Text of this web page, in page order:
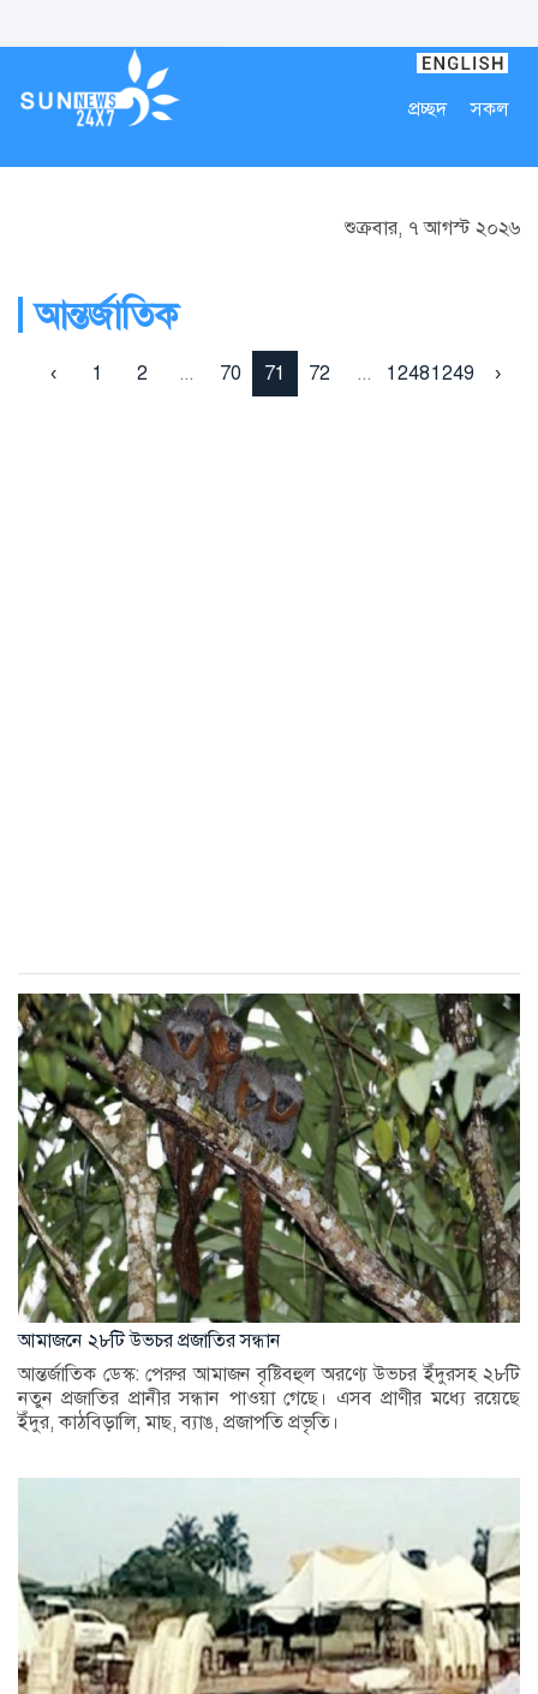
প্রচ্ছদ সকল
শুক্রবার, ৭ আগস্ট ২০২৬
আন্তর্জাতিক
‹ 1 2 ... 70 71 72 ... 12481249 ›
আমাজনে ২৮টি উভচর প্রজাতির সন্ধান
আন্তর্জাতিক ডেস্ক: পেরুর আমাজন বৃষ্টিবহুল অরণ্যে উভচর ইঁদুরসহ ২৮টি
নতুন প্রজাতির প্রানীর সন্ধান পাওয়া গেছে। এসব প্রাণীর মধ্যে রয়েছে
ইঁদুর, কাঠবিড়ালি, মাছ, ব্যাঙ, প্রজাপতি প্রভৃতি।